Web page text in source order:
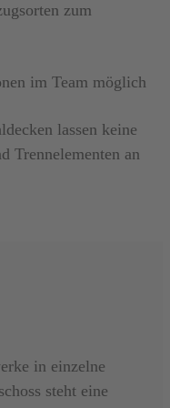
zum
im Team möglich
lassen keine
Trennelementen an
in einzelne
steht eine